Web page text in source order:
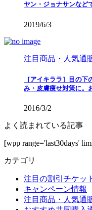
ヤン・ジョナサンなど
2019/6/3
注目商品・人気通
［アイキララ］目の
み・皮膚痩せ対策に。
2016/3/2
よく読まれている記事
[wpp range='last30days'
カテゴリ
注目の割引チケッ
キャンペーン情報
注目商品・人気通